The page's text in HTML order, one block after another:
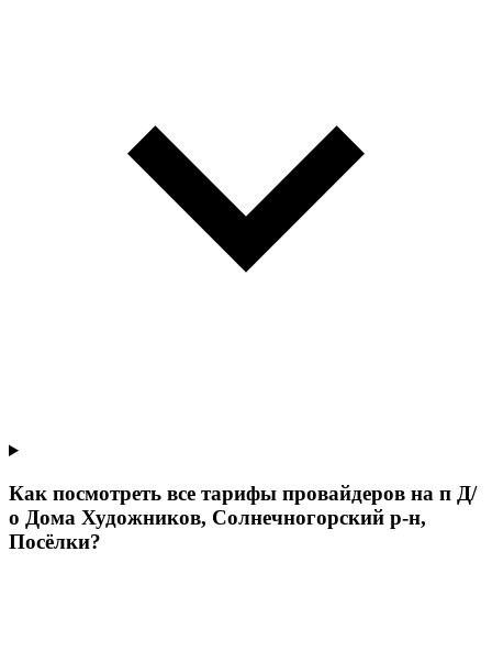
Как посмотреть все тарифы провайдеров на п Д/
о Дома Художников, Солнечногорский р-н,
Посёлки?